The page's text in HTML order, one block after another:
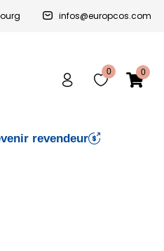
infos@europcos.com
0 0
revendeur